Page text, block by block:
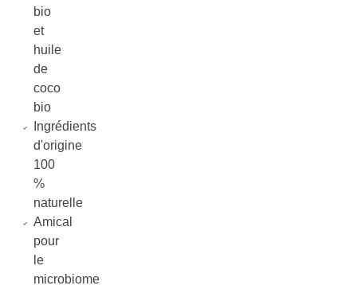
bio
et
huile
de
coco
bio
Ingrédients
d'origine
100
%
naturelle
Amical
pour
le
microbiome